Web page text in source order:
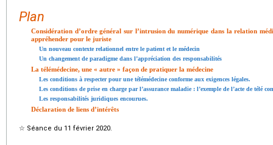
Plan
Considération d’ordre général sur l’intrusion du numérique dans la relation
appréhender pour le juriste
Un nouveau contexte relationnel entre le patient et le médecin
Un changement de paradigme dans l’appréciation des responsabilités
La télémédecine, une « autre » façon de pratiquer la médecine
Les conditions à respecter pour une télémédecine conforme aux exigences légales.
Les conditions de prise en charge par l’assurance maladie : l’exemple de l’acte de télé
Les responsabilités juridiques encourues.
Déclaration de liens d’intérêts
☆ Séance du 11 février 2020.